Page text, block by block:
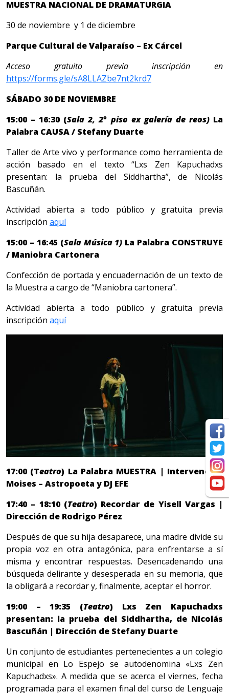
MUESTRA NACIONAL DE DRAMATURGIA
30 de noviembre y 1 de diciembre
Parque Cultural de Valparaíso – Ex Cárcel
Acceso gratuito previa inscripción en
https://forms.gle/sA8LLAZbe7nt2krd7
SÁBADO 30 DE NOVIEMBRE
15:00 – 16:30 (Sala 2, 2° piso ex galería de reos)La
Palabra CAUSA / Stefany Duarte
Taller de Arte vivo y performance como herramienta de
acción basado en el texto “Lxs Zen Kapuchadxs
presentan: la prueba del Siddhartha”, de Nicolás
Bascuñán.
Actividad abierta a todo público y gratuita previa
inscripción aquí
15:00 – 16:45 (Sala Música 1) La Palabra CONSTRUYE
/ Maniobra Cartonera
Confección de portada y encuadernación de un texto de
la Muestra a cargo de “Maniobra cartonera”.
Actividad abierta a todo público y gratuita previa
inscripción aquí
17:00 (Teatro) La Palabra MUESTRA | Intervención
Moises – Astropoeta y DJ EFE
17:40 – 18:10 (Teatro) Recordar de Yisell Vargas |
Dirección de Rodrigo Pérez
Después de que su hija desaparece, una madre divide su
propia voz en otra antagónica, para enfrentarse a sí
misma y encontrar respuestas. Desencadenando una
búsqueda delirante y desesperada en su memoria, que
la obligará a recordar y, finalmente, aceptar el horror.
19:00 – 19:35 (Teatro) Lxs Zen Kapuchadxs
presentan: la prueba del Siddhartha, de Nicolás
Bascuñán | Dirección de Stefany Duarte
Un conjunto de estudiantes pertenecientes a un colegio
municipal en Lo Espejo se autodenomina «Lxs Zen
Kapuchadxs». A medida que se acerca el viernes, fecha
programada para el examen final del curso de Lenguaje